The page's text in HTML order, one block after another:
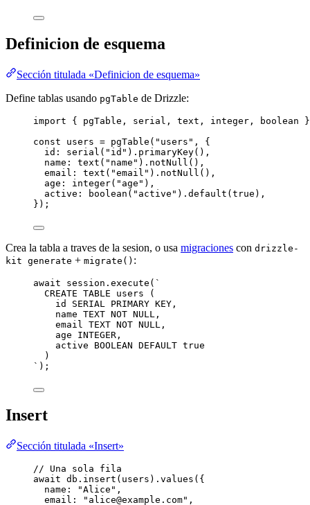
Definicion de esquema
Sección titulada «Definicion de esquema»
Define tablas usando pgTable de Drizzle:
import { pgTable, serial, text, integer, boolean
const users = pgTable ( " users " , {
id: serial ( " id " ) . primaryKey() ,
name: text ( " name " ) . notNull () ,
email: text ( "email " ) . notNull () ,
age: integer( " age " ) ,
active:
boolean ( " active " ) . default (true ) ,
} );
Crea la tabla a traves de la sesion, o usa migraciones con drizzle-
kit generate + migrate() :
await session . execute ( `
CREATE TABLE users (
id SERIAL PRIMARY KEY,
name TEXT NOT NULL,
email TEXT NOT NULL,
age INTEGER,
active BOOLEAN DEFAULT true
)
` );
Insert
Sección titulada «Insert»
// Una sola fila
await db . insert (users) . values ({
name:
"Alice " ,
email:
" alice@example.com" ,